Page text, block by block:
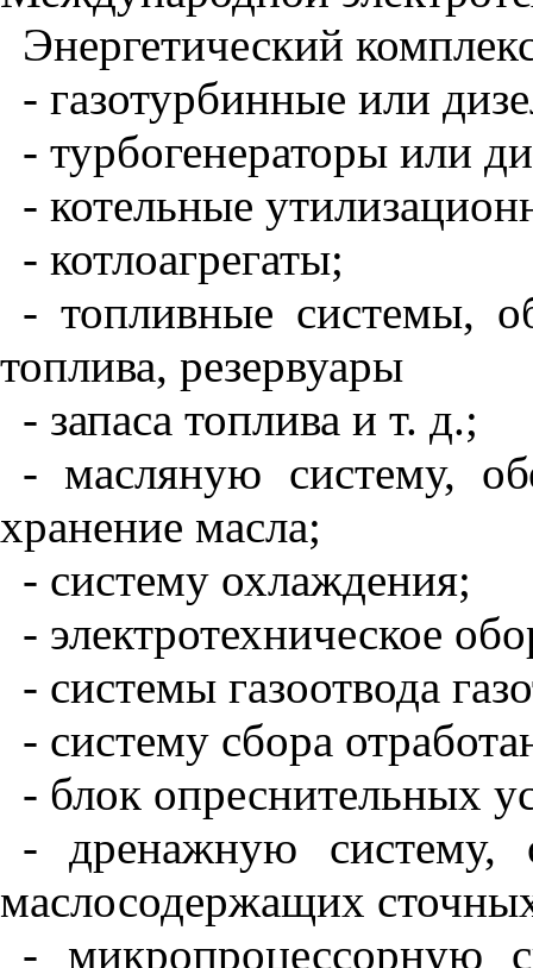
Энергетический
- газотурбинные или
- турбогенераторы или
- котельные
- котлоагрегаты;
- топливные системы,
топлива, резервуары
- запаса топлива и т. д.;
- масляную систему,
хранение масла;
- систему охлаждения;
- электротехническое
- системы газоотвода
- систему сбора
- блок опреснительных
- дренажную систему,
маслосодержащих
- микропроцессорную